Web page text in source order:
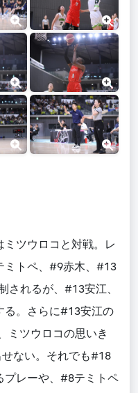
ツウロコと対戦。レ
ミトペ、#9赤木、#13
されるが、#13安江、
る。さらに#13安江の
ミツウロコの思いき
ない。それでも#18
プレーや、#8テミトペ